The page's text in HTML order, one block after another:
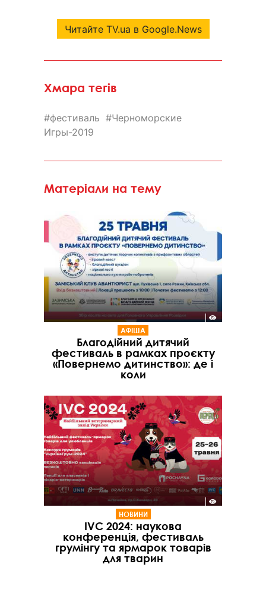
Читайте TV.ua в Google.News
Хмара тегів
фестиваль
Черноморские
Игры-2019
Матеріали на тему
АФІША
Благодійний дитячий
фестиваль в рамках проєкту
«Повернемо дитинство»: де і
коли
НОВИНИ
IVC 2024: наукова
конференція, фестиваль
грумінгу та ярмарок товарів
для тварин